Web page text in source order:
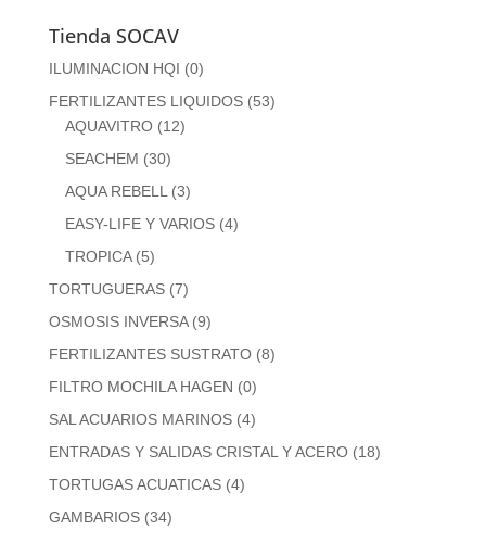
Tienda SOCAV
ILUMINACION HQI (0)
FERTILIZANTES LIQUIDOS (53)
AQUAVITRO (12)
SEACHEM (30)
AQUA REBELL (3)
EASY-LIFE Y VARIOS (4)
TROPICA (5)
TORTUGUERAS (7)
OSMOSIS INVERSA (9)
FERTILIZANTES SUSTRATO (8)
FILTRO MOCHILA HAGEN (0)
SAL ACUARIOS MARINOS (4)
ENTRADAS Y SALIDAS CRISTAL Y ACERO (18)
TORTUGAS ACUATICAS (4)
GAMBARIOS (34)